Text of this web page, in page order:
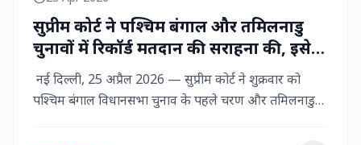
सुप्रीम कोर्ट ने पश्चिम बंगाल और तमिलनाडु
चुनावों में रिकॉर्ड मतदान की सराहना की, इसे
नागरिक शक्ति का प्रदर्शन बताया
नई दिल्ली, 25 अप्रैल 2026 — सुप्रीम कोर्ट ने शुक्रवार को
पश्चिम बंगाल विधानसभा चुनाव के पहले चरण और तमिलनाडु